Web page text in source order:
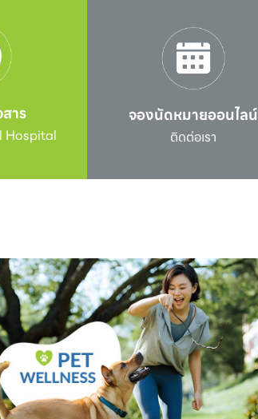
าร
Hospital
จองนัดหมายออนไลน์
ติดต่อเรา